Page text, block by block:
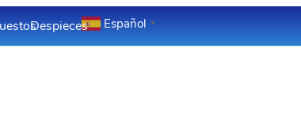
Despieces Español ▼